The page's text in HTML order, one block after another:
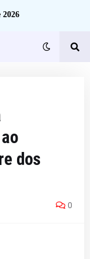
2026
dos
0